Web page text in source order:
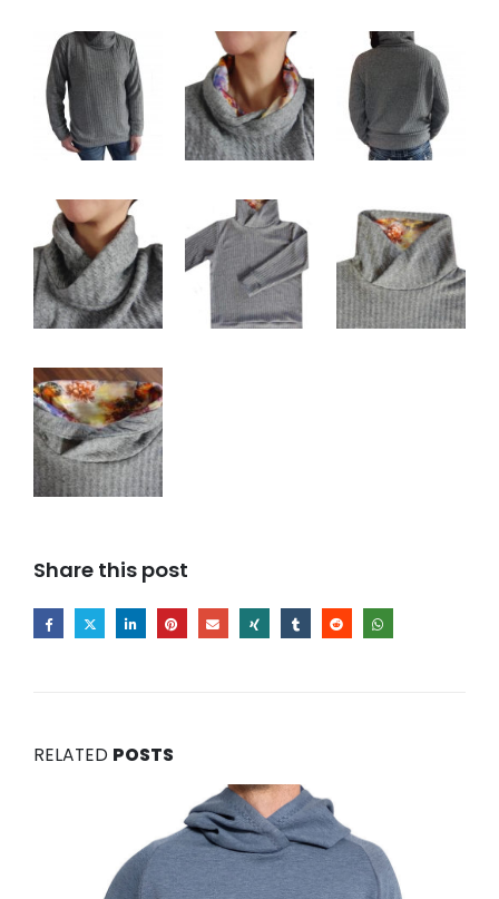
Share this post
RELATED POSTS